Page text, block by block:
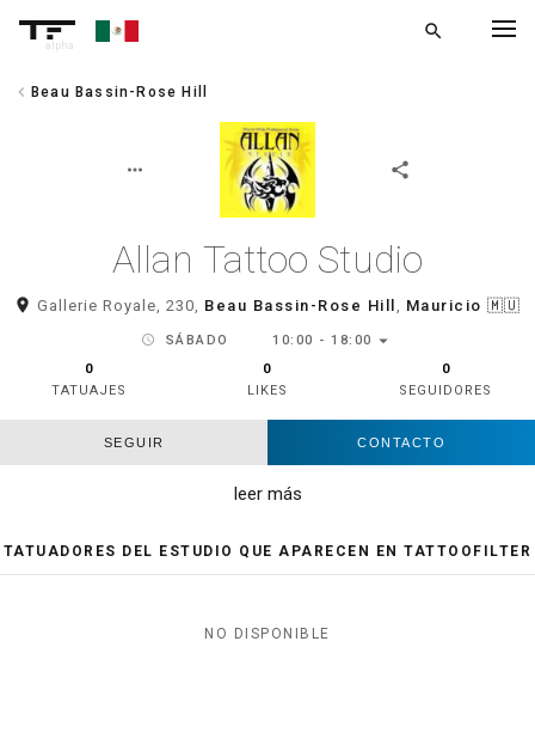
alpha
search
chevron_left Beau Bassin-Rose Hill
more_horiz share
Allan Tattoo Studio
room Gallerie Royale, 230, Beau Bassin-Rose Hill , Mauricio 🇲🇺
schedule SÁBADO 10:00 - 18:00 arrow_drop_down
0
TATUAJES
0
LIKES
0
SEGUIDORES
SEGUIR CONTACTO
leer más
TATUADORES DEL ESTUDIO QUE APARECEN EN TATTOOFILTER
NO DISPONIBLE